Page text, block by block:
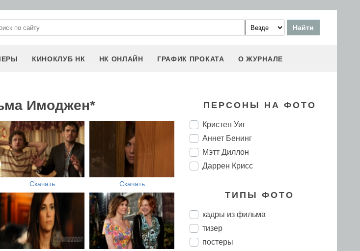
КИНОКЛУБ НК НК ОНЛАЙН ГРАФИК ПРОКАТА О ЖУРНАЛЕ
Имоджен*
Скачать Скачать
ПЕРСОНЫ НА ФОТО
Кристен Уиг
Аннет Бенинг
Мэтт Диллон
Даррен Крисс
ТИПЫ ФОТО
кадры из фильма
тизер
постеры